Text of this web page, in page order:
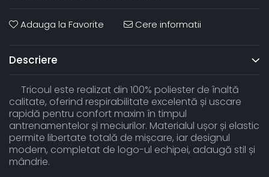
Adauga la Favorite Cere informatii
Descriere
Tricoul este realizat din 100% poliester de înaltă
calitate, oferind respirabilitate excelentă și uscare
rapidă pentru confort maxim în timpul
antrenamentelor și meciurilor. Materialul ușor și elastic
permite libertate totală de mișcare, iar designul
modern, completat de logo-ul echipei, adaugă stil și
mândrie.